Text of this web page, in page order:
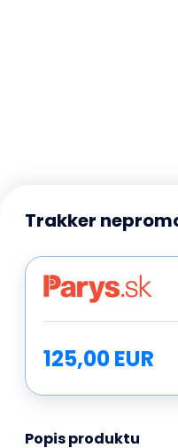
Trakker
125,00 EUR
Popis produktu